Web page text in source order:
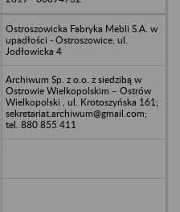
Ostroszowicka Fabryka Mebli S.A. w
upadłości - Ostroszowice, ul.
Jodłowicka 4
Archiwum Sp. z o.o. z siedzibą w
Ostrowie Wielkopolskim – Ostrów
Wielkopolski , ul. Krotoszyńska 161;
sekretariat.archiwum@gmail.com;
tel. 880 855 411